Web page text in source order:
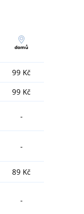
domů
99 Kč
99 Kč
-
-
89 Kč
-